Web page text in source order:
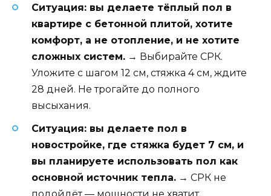
Ситуация: вы делаете тёплый пол в
квартире с бетонной плитой, хотите
комфорт, а не отопление, и не хотите
сложных систем. → Выбирайте СРК.
Уложите с шагом 12 см, стяжка 4 см, ждите
28 дней. Не трогайте до полного
высыхания.
Ситуация: вы делаете пол в
новостройке, где стяжка будет 7 см, и
вы планируете использовать пол как
основной источник тепла. → СРК не